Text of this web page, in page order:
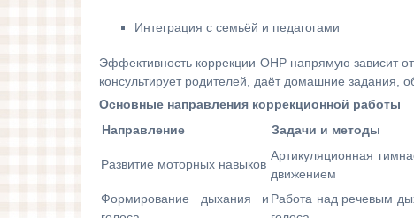
Интеграция с семьёй и педагогами
Эффективность коррекции ОНР напрямую зависит
консультирует родителей, даёт домашние задания,
Основные направления коррекционной работы
Направление
Задачи и методы
Развитие моторных навыков
Артикуляционная
движением
Формирование дыхания и Работа над речевым